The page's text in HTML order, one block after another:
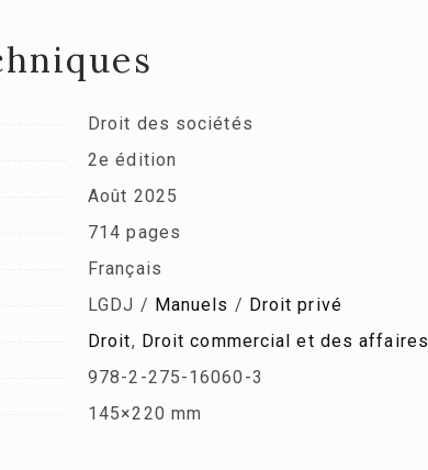
Droit des sociétés
2e édition
Août 2025
714 pages
Français
LGDJ / Manuels / Droit privé
Droit, Droit commercial et des affaires
978-2-275-16060-3
145×220 mm